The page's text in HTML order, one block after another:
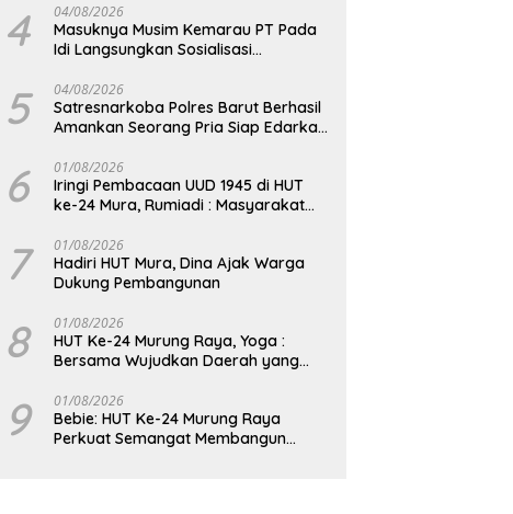
4 04/08/2026
Masuknya Musim Kemarau PT Pada
Idi Langsungkan Sosialisasi
5 04/08/2026
Satresnarkoba Polres Barut Berhasil
Amankan Seorang Pria Siap Edarkan
Gram
6 01/08/2026
Iringi Pembacaan UUD 1945 di HUT
ke-24 Mura, Rumiadi : Masyarakat
yang Lebih Besar
7 01/08/2026
Hadiri HUT Mura, Dina Ajak Warga
Dukung Pembangunan
8 01/08/2026
HUT Ke-24 Murung Raya, Yoga :
Bersama Wujudkan Daerah yang
9 01/08/2026
Bebie: HUT Ke-24 Murung Raya
Perkuat Semangat Membangun